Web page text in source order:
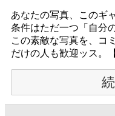
あなたの写真、このギ
条件はただ一つ「自分
この素敵な写真を、コ
だけの人も歓迎ッス。